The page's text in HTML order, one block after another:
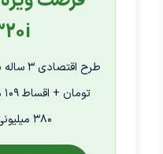
۳۸۰ میلیونی نیز موجود است.